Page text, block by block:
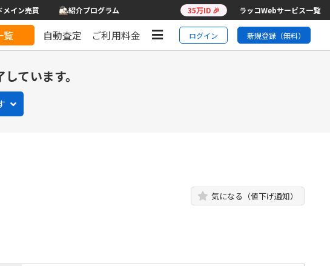
メイン売買 紹介プログラム 35万ID 🎉 ラッコWebサービス一覧
覧 自動査定 ご利用料金 ログイン 新規登録（無料）
ています。
気になる（値下げ通知）